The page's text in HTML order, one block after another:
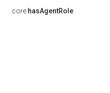
core:hasAgentRole